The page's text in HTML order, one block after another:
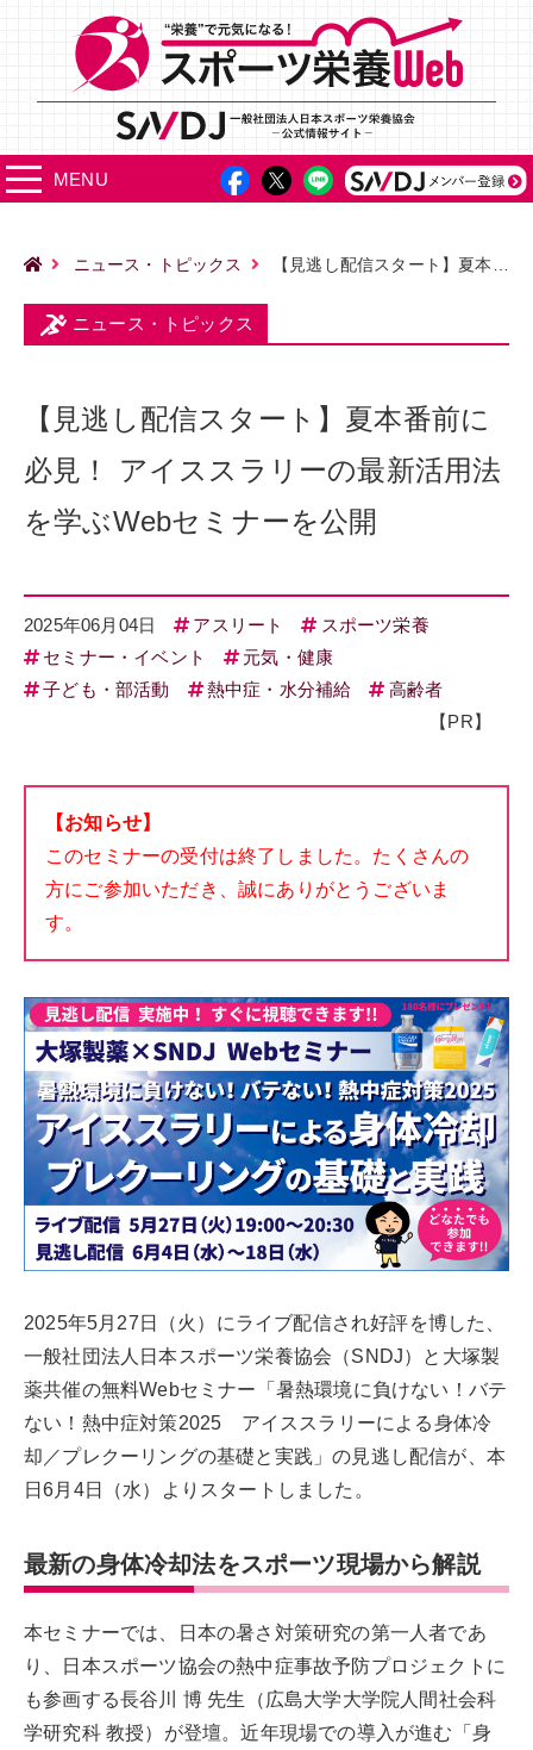
MENU
ニュース・トピックス 【見逃し配信スタート】夏本番前に必見！ アイススラリーの最新活用法を学ぶWebセミナーを公開
ニュース・トピックス
【見逃し配信スタート】夏本番前に
必見！ アイススラリーの最新活用法
を学ぶWebセミナーを公開
2025年06月04日 アスリート
スポーツ栄養
セミナー・イベント
元気・健康
子ども・部活動
熱中症・水分補給
高齢者
【PR】
【お知らせ】
このセミナーの受付は終了しました。たくさんの
方にご参加いただき、誠にありがとうございま
す。
2025年5月27日（火）にライブ配信され好評を博した、
一般社団法人日本スポーツ栄養協会（SNDJ）と大塚製
薬共催の無料Webセミナー「暑熱環境に負けない！バテ
ない！熱中症対策2025 アイススラリーによる身体冷
却／プレクーリングの基礎と実践」の見逃し配信が、本
日6月4日（水）よりスタートしました。
最新の身体冷却法をスポーツ現場から解説
本セミナーでは、日本の暑さ対策研究の第一人者であ
り、日本スポーツ協会の熱中症事故予防プロジェクトに
も参画する長谷川 博 先生（広島大学大学院人間社会科
学研究科 教授）が登壇。近年現場での導入が進む「身